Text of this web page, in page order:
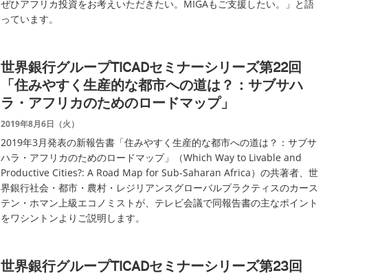
ぜひアフリカ投資をお考えいただきたい。MIGAもご支援したい。」と語
っています。
世界銀行グループTICADセミナーシリーズ第22回
「住みやすく生産的な都市への道は？：サブサハ
ラ・アフリカのためのロードマップ」
2019年8月6日（火）
2019年3月発表の新報告書「住みやすく生産的な都市への道は？：サブサ
ハラ・アフリカのためのロードマップ」（Which Way to Livable and
Productive Cities?: A Road Map for Sub-Saharan Africa）の共著者、世
界銀行社会・都市・農村・レジリアンスグローバルプラクティスのカース
テン・ホマン上級エコノミストが、テレビ会議で同報告書の主なポイント
をワシントンよりご説明します。
世界銀行グループTICADセミナーシリーズ第23回